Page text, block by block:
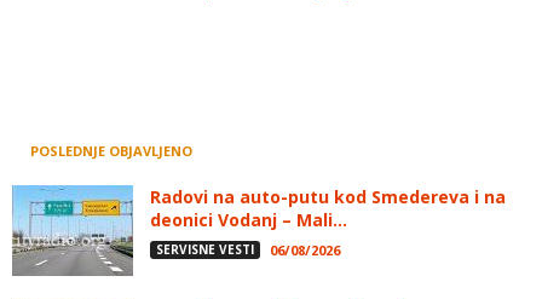
POSLEDNJE OBJAVLJENO
Radovi na auto-putu kod Smedereva i na
deonici Vodanj – Mali...
SERVISNE VESTI 06/08/2026